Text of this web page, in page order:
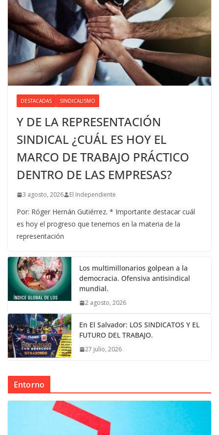
DESTACADAS SINDICALISMO
Y DE LA REPRESENTACIÓN
SINDICAL ¿CUÁL ES HOY EL
MARCO DE TRABAJO PRÁCTICO
DENTRO DE LAS EMPRESAS?
3 agosto, 2026 El Independiente
Por: Róger Hernán Gutiérrez. * Importante destacar cuál
es hoy el progreso que tenemos en la materia de la
representación
Los multimillonarios golpean a la
democracia. Ofensiva antisindical
mundial.
2 agosto, 2026
En El Salvador: LOS SINDICATOS Y EL
FUTURO DEL TRABAJO.
27 julio, 2026
Entorno